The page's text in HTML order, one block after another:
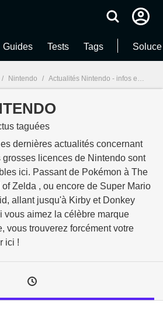
Guides Tests Tags
/ Nintendo / Actualités Nintendo - infos et actualités - page 38
taguées
dernières actualités concernant
grosses licences de Nintendo sont
ici. Passant de Pokémon à The
of Zelda , ou encore de Super Mario
allant jusqu'à Kirby et Donkey
vous aimez la célèbre marque
vous trouverez forcément votre
ici !